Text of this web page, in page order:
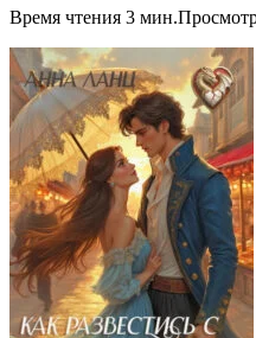
Время чтения 3 мин.